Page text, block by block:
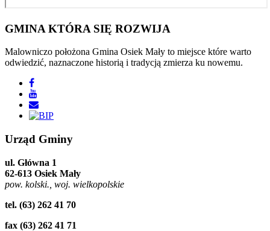
GMINA KTÓRA SIĘ ROZWIJA
Malowniczo położona Gmina Osiek Mały to miejsce które warto
odwiedzić, naznaczone historią i tradycją zmierza ku nowemu.
Urząd Gminy
ul. Główna 1
62-613 Osiek Mały
pow. kolski., woj. wielkopolskie
tel. (63) 262 41 70
fax (63) 262 41 71